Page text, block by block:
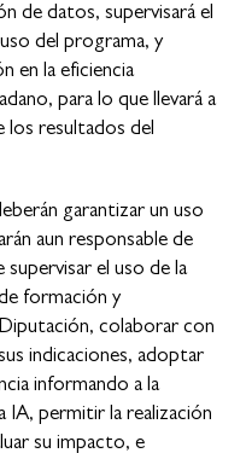
de datos, supervisará el
del programa, y
en la eficiencia
para lo que llevará a
resultados del
garantizar un uso
aun responsable de
el uso de la
formación y
colaborar con
indicaciones, adoptar
informando a la
IA, permitir la realización
su impacto, e